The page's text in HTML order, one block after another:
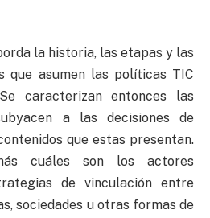
la historia, las etapas y las
que asumen las políticas TIC
caracterizan entonces las
a las decisiones de
que estas presentan.
cuáles son los actores
de vinculación entre
sociedades u otras formas de